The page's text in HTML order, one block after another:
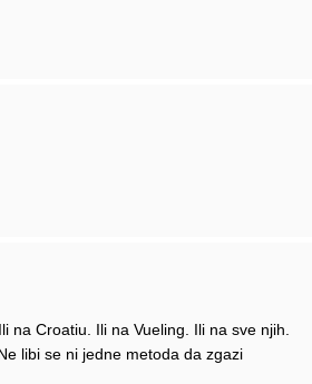
na Croatiu. Ili na Vueling. Ili na sve njih.
libi se ni jedne metoda da zgazi